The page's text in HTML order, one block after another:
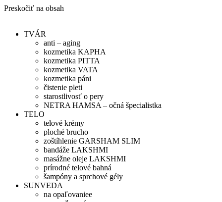
Preskočiť na obsah
TVÁR
anti – aging
kozmetika KAPHA
kozmetika PITTA
kozmetika VATA
kozmetika páni
čistenie pleti
starostlivosť o pery
NETRA HAMSA – očná špecialistka
TELO
telové krémy
ploché brucho
zoštíhlenie GARSHAM SLIM
bandáže LAKSHMI
masážne oleje LAKSHMI
prírodné telové bahná
šampóny a sprchové gély
SUNVEDA
na opaľovaniee